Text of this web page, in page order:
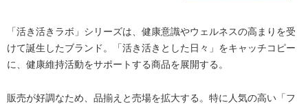
「活き活きラボ」シリーズは、健康意識やウェルネスの高まりを受
けて誕生したブランド。「活き活きとした日々」をキャッチコピー
に、健康維持活動をサポートする商品を展開する。
販売が好調なため、品揃えと売場を拡大する。特に人気の高い「フ